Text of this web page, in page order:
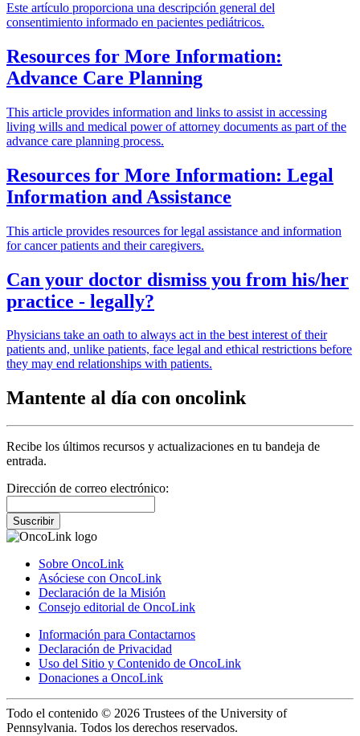
Este artículo proporciona una descripción general del
consentimiento informado en pacientes pediátricos.
Resources for More Information:
Advance Care Planning
This article provides information and links to assist in accessing
living wills and medical power of attorney documents as part of the
advance care planning process.
Resources for More Information: Legal
Information and Assistance
This article provides resources for legal assistance and information
for cancer patients and their caregivers.
Can your doctor dismiss you from his/her
practice - legally?
Physicians take an oath to always act in the best interest of their
patients and, unlike patients, face legal and ethical restrictions before
they may end relationships with patients.
Mantente al día con oncolink
Recibe los últimos recursos y actualizaciones en tu bandeja de
entrada.
Dirección de correo electrónico:
Suscribir
Sobre OncoLink
Asóciese con OncoLink
Declaración de la Misión
Consejo editorial de OncoLink
Información para Contactarnos
Declaración de Privacidad
Uso del Sitio y Contenido de OncoLink
Donaciones a OncoLink
Todo el contenido © 2026 Trustees of the University of
Pennsylvania. Todos los derechos reservados.